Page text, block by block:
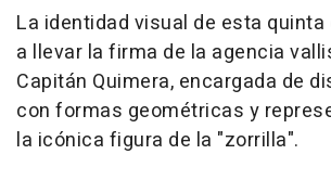
La identidad visual de esta
a llevar la firma de la agencia
Capitán Quimera, encargada de
con formas geométricas y
la icónica figura de la "zorrilla".